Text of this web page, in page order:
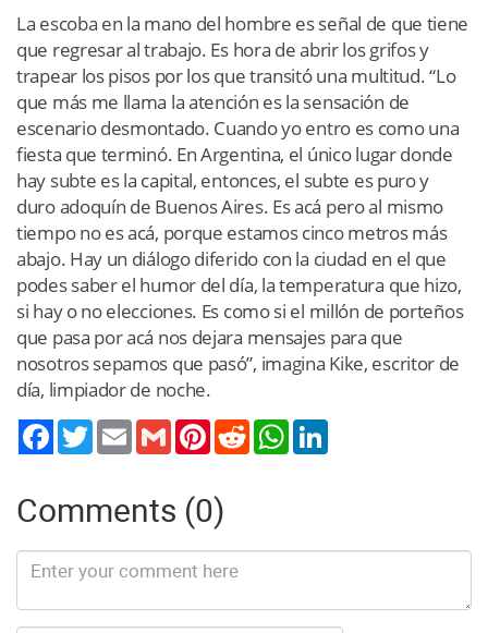
La escoba en la mano del hombre es señal de que tiene
que regresar al trabajo. Es hora de abrir los grifos y
trapear los pisos por los que transitó una multitud. “Lo
que más me llama la atención es la sensación de
escenario desmontado. Cuando yo entro es como una
fiesta que terminó. En Argentina, el único lugar donde
hay subte es la capital, entonces, el subte es puro y
duro adoquín de Buenos Aires. Es acá pero al mismo
tiempo no es acá, porque estamos cinco metros más
abajo. Hay un diálogo diferido con la ciudad en el que
podes saber el humor del día, la temperatura que hizo,
si hay o no elecciones. Es como si el millón de porteños
que pasa por acá nos dejara mensajes para que
nosotros sepamos que pasó”, imagina Kike, escritor de
día, limpiador de noche.
TwitterEmail Gmail PinterestReddit WhatsApp
Comments (0)